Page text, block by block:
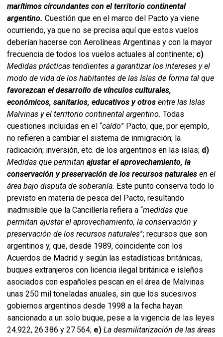
marítimos circundantes con el territorio continental
argentino. Cuestión que en el marco del Pacto ya viene
ocurriendo, ya que no se precisa aquí que estos vuelos
deberían hacerse con Aerolíneas Argentinas y con la mayor
frecuencia de todos los vuelos actuales al continente; c)
Medidas prácticas tendientes a garantizar los intereses y el
modo de vida de los habitantes de las Islas de forma tal que
favorezcan el desarrollo de vínculos culturales,
económicos, sanitarios, educativos y otros entre las Islas
Malvinas y el territorio continental argentino. Todas
cuestiones incluidas en el “caído” Pacto; que, por ejemplo,
no refieren a cambiar el sistema de inmigración; la
radicación; inversión, etc. de los argentinos en las islas; d)
Medidas que permitan ajustar el aprovechamiento, la
conservación y preservación de los recursos naturales en el
área bajo disputa de soberanía. Este punto conserva todo lo
previsto en materia de pesca del Pacto, resultando
inadmisible que la Cancillería refiera a “medidas que
permitan ajustar el aprovechamiento, la conservación y
preservación de los recursos naturales”; recursos que son
argentinos y, que, desde 1989, coincidente con los
Acuerdos de Madrid y según las estadísticas británicas,
buques extranjeros con licencia ilegal británica e isleños
asociados con españoles pescan en el área de Malvinas
unas 250 mil toneladas anuales, sin que los sucesivos
gobiernos argentinos desde 1998 a la fecha hayan
sancionado a un solo buque, pese a la vigencia de las leyes
24.922, 26.386 y 27.564; e) La desmilitarización de las áreas